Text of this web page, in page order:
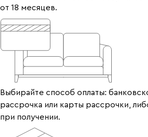
от 18 месяцев.
Выбирайте способ оплаты:
рассрочка или карты рассрочки,
при получении.